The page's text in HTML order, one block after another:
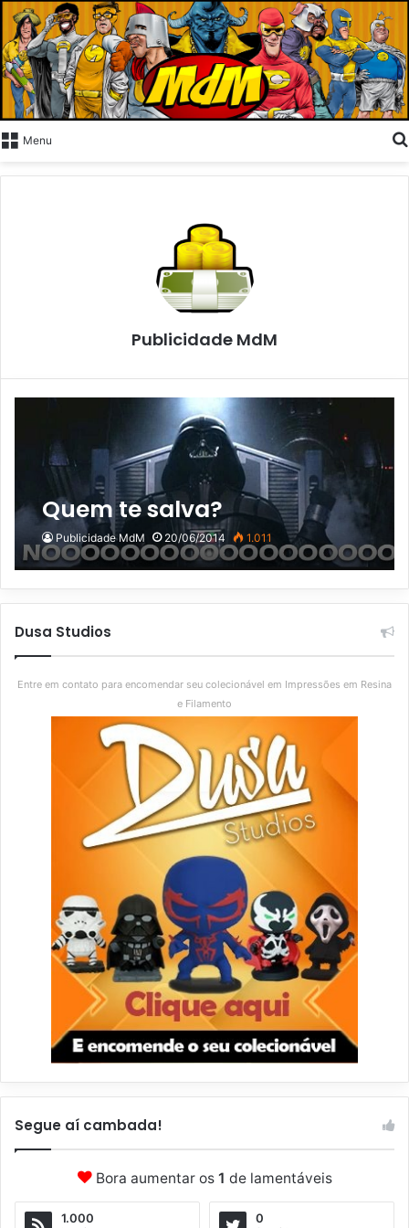
Menu
Publicidade MdM
Quem te salva?
Publicidade MdM 20/06/2014 1.011
Dusa Studios
Entre em contato para encomendar seu colecionável em Impressões em Resina
e Filamento
Segue aí cambada!
Bora aumentar os 1 de lamentáveis
1.000 0